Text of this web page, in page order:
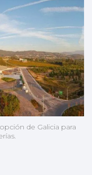
de Galicia para